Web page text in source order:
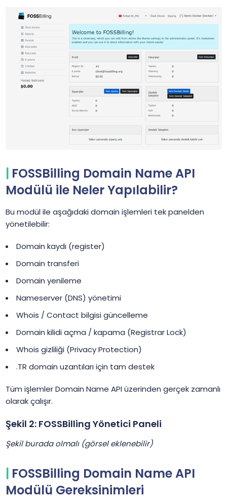
FOSSBilling Domain Name API
Modülü ile Neler Yapılabilir?
Bu modül ile aşağıdaki domain işlemleri tek panelden
yönetilebilir:
Domain kaydı (register)
Domain transferi
Domain yenileme
Nameserver (DNS) yönetimi
Whois / Contact bilgisi güncelleme
Domain kilidi açma / kapama (Registrar Lock)
Whois gizliliği (Privacy Protection)
.TR domain uzantıları için tam destek
Tüm işlemler Domain Name API üzerinden gerçek zamanlı
olarak çalışır.
Şekil 2: FOSSBilling Yönetici Paneli
Şekil burada olmalı (görsel eklenebilir)
FOSSBilling Domain Name API
Modülü Gereksinimleri